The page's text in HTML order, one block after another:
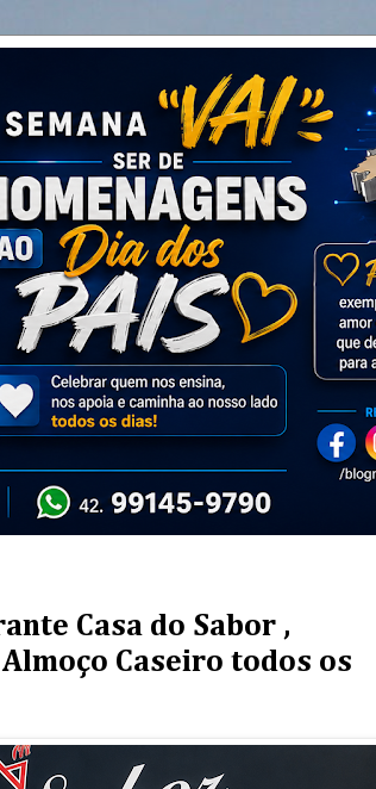
Casa do Sabor ,
Caseiro todos os